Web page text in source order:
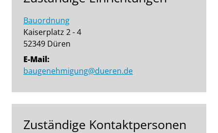
Bauordnung
Kaiserplatz 2 - 4
52349 Düren
E-Mail:
baugenehmigung@dueren.de
Zuständige Kontaktpersonen